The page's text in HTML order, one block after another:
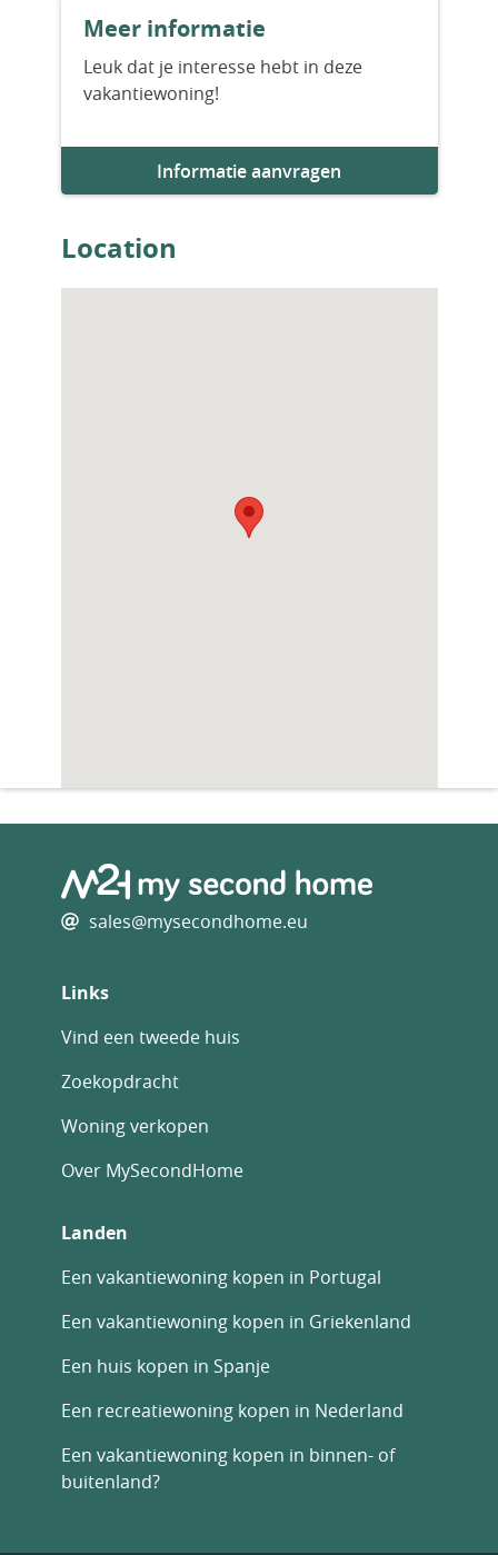
Aantal badkamers
Meer informatie
Leuk dat je interesse hebt in deze
vakantiewoning!
Informatie aanvragen
Location
sales@mysecondhome.eu
Links
Vind een tweede huis
Zoekopdracht
Woning verkopen
Over MySecondHome
Landen
Een vakantiewoning kopen in Portugal
Een vakantiewoning kopen in Griekenland
Een huis kopen in Spanje
Een recreatiewoning kopen in Nederland
Een vakantiewoning kopen in binnen- of
buitenland?